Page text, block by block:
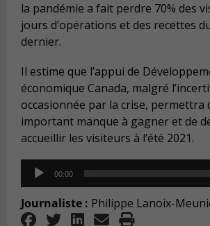
la pandémie a fait perdre 70% des
jours d’opérations et des recettes
dernier.
Il estime que l’appui de
économique Canada, malgré
occasionnée par la crise, permettra
important manque à gagner et de
accueillir les visiteurs à l’été 2021.
Audio
Player
00:00
Journaliste : Philippe Lanoix-